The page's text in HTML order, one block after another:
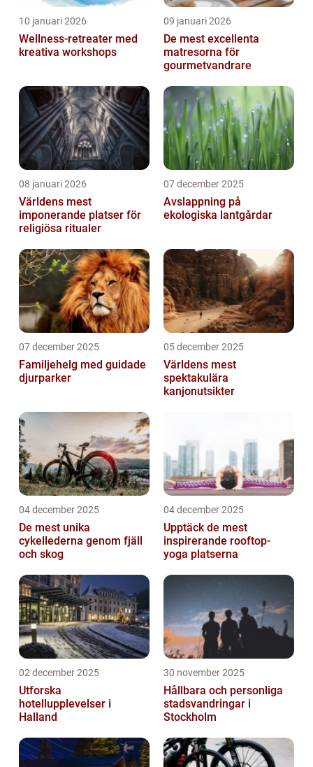
10 januari 2026
Wellness-retreater med
kreativa workshops
09 januari 2026
De mest excellenta
matresorna för
gourmetvandrare
08 januari 2026
Världens mest
imponerande platser för
religiösa ritualer
07 december 2025
Avslappning på
ekologiska lantgårdar
07 december 2025
Familjehelg med guidade
djurparker
05 december 2025
Världens mest
spektakulära
kanjonutsikter
04 december 2025
De mest unika
cykellederna genom fjäll
och skog
04 december 2025
Upptäck de mest
inspirerande rooftop-
yoga platserna
02 december 2025
Utforska
hotellupplevelser i
Halland
30 november 2025
Hållbara och personliga
stadsvandringar i
Stockholm